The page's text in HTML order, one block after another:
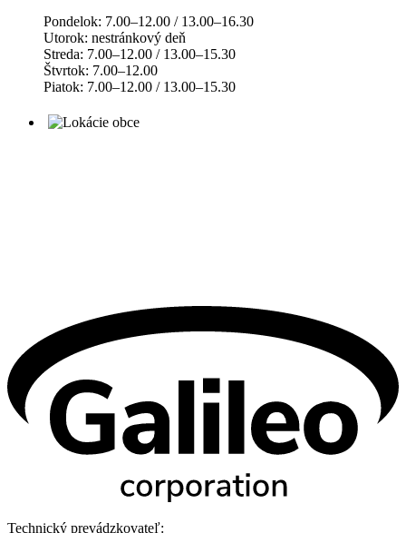
Pondelok: 7.00–12.00 / 13.00–16.30
Utorok: nestránkový deň
Streda: 7.00–12.00 / 13.00–15.30
Štvrtok: 7.00–12.00
Piatok: 7.00–12.00 / 13.00–15.30
Technický prevádzkovateľ: